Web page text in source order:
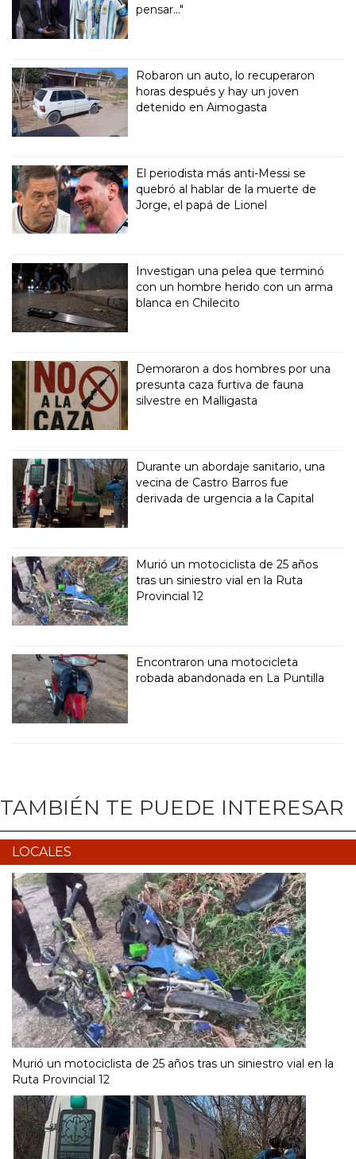
pensar..."
Robaron un auto, lo recuperaron
horas después y hay un joven
detenido en Aimogasta
El periodista más anti-Messi se
quebró al hablar de la muerte de
Jorge, el papá de Lionel
Investigan una pelea que terminó
con un hombre herido con un arma
blanca en Chilecito
Demoraron a dos hombres por una
presunta caza furtiva de fauna
silvestre en Malligasta
Durante un abordaje sanitario, una
vecina de Castro Barros fue
derivada de urgencia a la Capital
Murió un motociclista de 25 años
tras un siniestro vial en la Ruta
Provincial 12
Encontraron una motocicleta
robada abandonada en La Puntilla
TAMBIÉN TE PUEDE INTERESAR
LOCALES
Murió un motociclista de 25 años tras un siniestro vial en la
Ruta Provincial 12